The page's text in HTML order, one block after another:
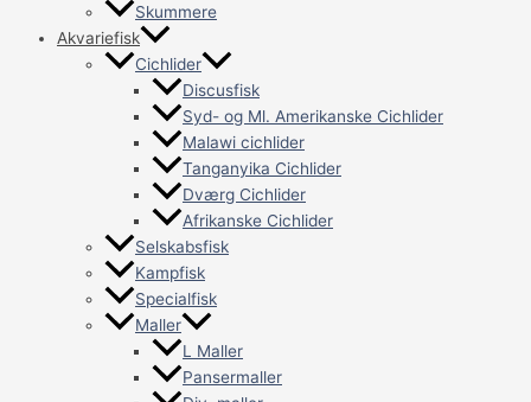
Skummere
Akvariefisk
Cichlider
Discusfisk
Syd- og Ml. Amerikanske Cichlider
Malawi cichlider
Tanganyika Cichlider
Dværg Cichlider
Afrikanske Cichlider
Selskabsfisk
Kampfisk
Specialfisk
Maller
L Maller
Pansermaller